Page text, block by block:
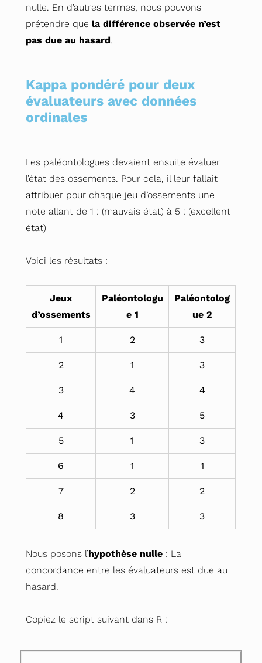
nulle. En d’autres termes, nous pouvons
prétendre que la différence observée n’est
pas due au hasard.
Kappa pondéré pour deux
évaluateurs avec données
ordinales
Les paléontologues devaient ensuite évaluer
l’état des ossements. Pour cela, il leur fallait
attribuer pour chaque jeu d’ossements une
note allant de 1 : (mauvais état) à 5 : (excellent
état)
Voici les résultats :
Jeux
d’ossements
Paléontologu
e 1
Paléontolog
ue 2
1 2 3
2 1 3
3 4 4
4 3 5
5 1 3
6 1 1
7 2 2
8 3 3
Nous posons l’hypothèse nulle : La
concordance entre les évaluateurs est due au
hasard.
Copiez le script suivant dans R :